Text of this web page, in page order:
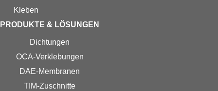
Kleben
PRODUKTE & LÖSUNGEN
Dichtungen
OCA-Verklebungen
DAE-Membranen
TIM-Zuschnitte